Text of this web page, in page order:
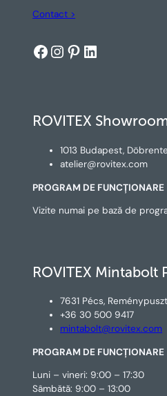
Contact >
Facebook
Instagram
Pinterest
LinkedIn
ROVITEX
1013 Budapest,
atelier@rovitex.com
PROGRAM DE FUNCȚIONARE
Vizite numai pe bază de
ROVITEX Mintabolt
7631 Pécs,
+36 30 500 9417
mintabolt@rovitex.com
PROGRAM DE FUNCȚIONARE
Luni – vineri: 9:00 – 17:30
Sâmbătă: 9:00 – 13:00